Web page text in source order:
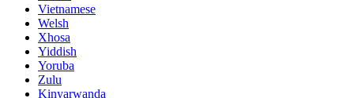
Vietnamese
Welsh
Xhosa
Yiddish
Yoruba
Zulu
Kinyarwanda